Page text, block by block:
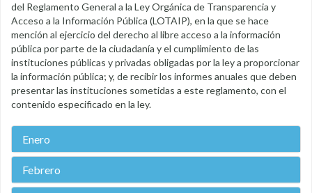
del Reglamento General a la Ley Orgánica de Transparencia y
Acceso a la Información Pública (LOTAIP), en la que se hace
mención al ejercicio del derecho al libre acceso a la información
pública por parte de la ciudadanía y el cumplimiento de las
instituciones públicas y privadas obligadas por la ley a proporcionar
la información pública; y, de recibir los informes anuales que deben
presentar las instituciones sometidas a este reglamento, con el
contenido especificado en la ley.
Enero
Febrero